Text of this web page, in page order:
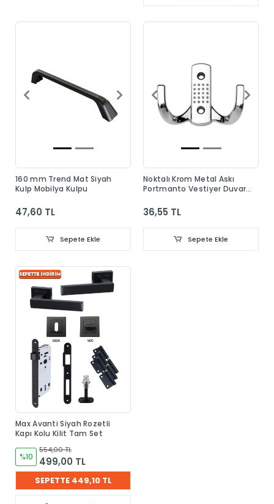
160 mm Trend Mat Siyah
Kulp Mobilya Kulpu
47,60 TL
Sepete Ekle
Noktalı Krom Metal Askı
Portmanto Vestiyer Duvar
36,55 TL
Sepete Ekle
Max Avanti Siyah Rozetli
Kapı Kolu Kilit Tam Set
%10
554,00 TL
499,00 TL
SEPETTE 449,10 TL